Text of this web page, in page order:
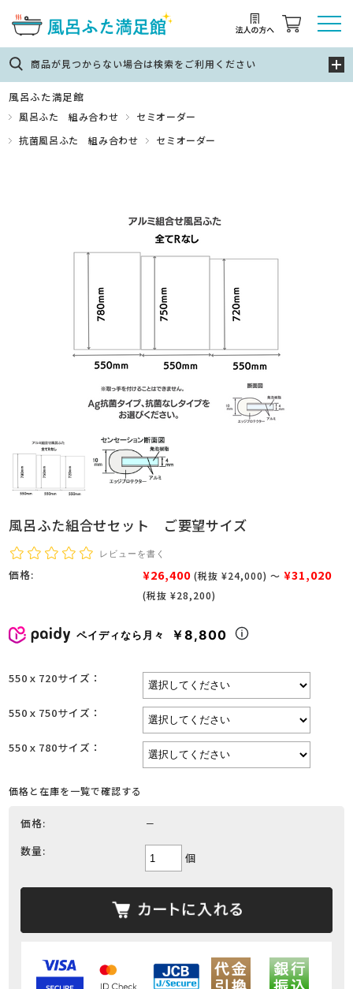
商品が見つからない場合は検索をご利用ください
風呂ふた満足館
風呂ふた 組み合わせ
セミオーダー
抗菌風呂ふた 組み合わせ
セミオーダー
風呂ふた組合せセット ご要望サイズ
レビューを書く
価格: ¥26,400 (税抜 ¥24,000) ～ ¥31,020
(税抜 ¥28,200)
ペイディなら月々 ￥8,800
550ｘ720サイズ：
550ｘ750サイズ：
550ｘ780サイズ：
価格と在庫を一覧で確認する
価格: －
数量: 個